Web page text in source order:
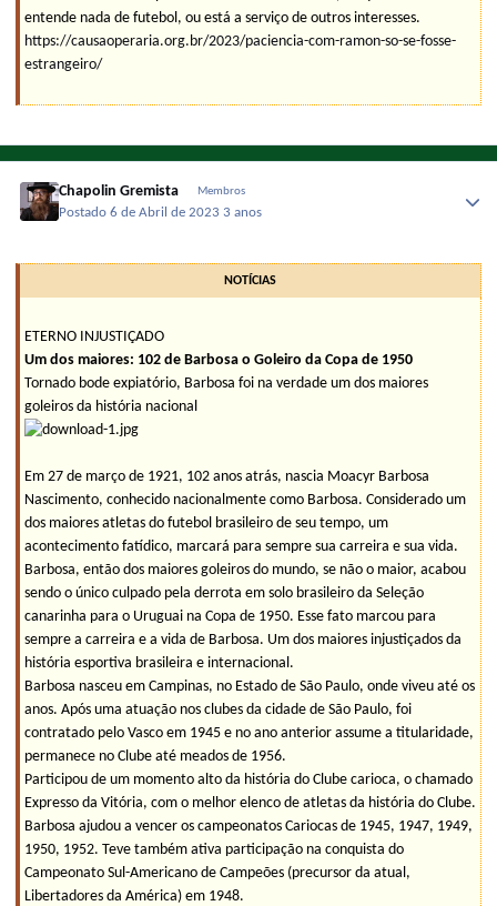
entende nada de futebol, ou está a serviço de outros interesses.
https://causaoperaria.org.br/2023/paciencia-com-ramon-so-se-fosse-
estrangeiro/
Chapolin Gremista Membros
Postado6 de Abril de 2023 3 anos
NOTÍCIAS
ETERNO INJUSTIÇADO
Um dos maiores: 102 de Barbosa o Goleiro da Copa de 1950
Tornado bode expiatório, Barbosa foi na verdade um dos maiores
goleiros da história nacional
Em 27 de março de 1921, 102 anos atrás, nascia Moacyr Barbosa
Nascimento, conhecido nacionalmente como Barbosa. Considerado um
dos maiores atletas do futebol brasileiro de seu tempo, um
acontecimento fatídico, marcará para sempre sua carreira e sua vida.
Barbosa, então dos maiores goleiros do mundo, se não o maior, acabou
sendo o único culpado pela derrota em solo brasileiro da Seleção
canarinha para o Uruguai na Copa de 1950. Esse fato marcou para
sempre a carreira e a vida de Barbosa. Um dos maiores injustiçados da
história esportiva brasileira e internacional.
Barbosa nasceu em Campinas, no Estado de São Paulo, onde viveu até os
anos. Após uma atuação nos clubes da cidade de São Paulo, foi
contratado pelo Vasco em 1945 e no ano anterior assume a titularidade,
permanece no Clube até meados de 1956.
Participou de um momento alto da história do Clube carioca, o chamado
Expresso da Vitória, com o melhor elenco de atletas da história do Clube.
Barbosa ajudou a vencer os campeonatos Cariocas de 1945, 1947, 1949,
1950, 1952. Teve também ativa participação na conquista do
Campeonato Sul-Americano de Campeões (precursor da atual,
Libertadores da América) em 1948.